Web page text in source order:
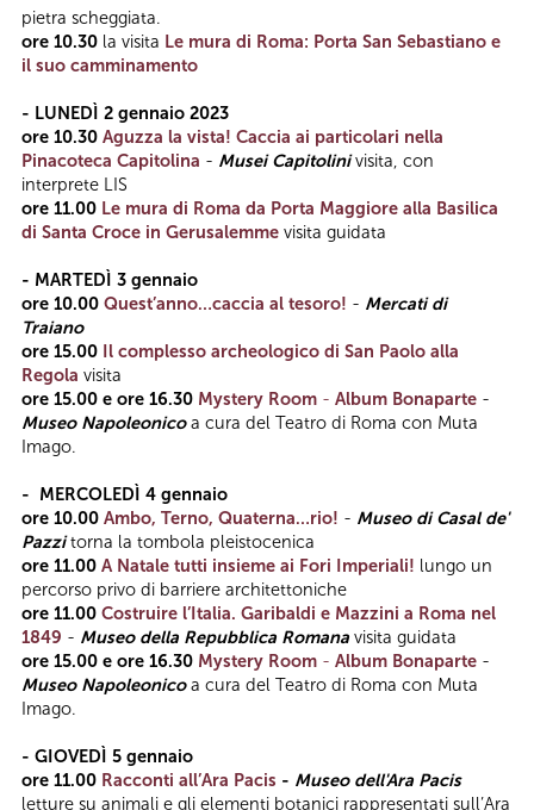
pietra scheggiata.
ore 10.30 la visita Le mura di Roma: Porta San Sebastiano e
il suo camminamento
- LUNEDÌ 2 gennaio 2023
ore 10.30 Aguzza la vista! Caccia ai particolari nella
Pinacoteca Capitolina - Musei Capitolinivisita, con
interprete LIS
ore 11.00 Le mura di Roma da Porta Maggiore alla Basilica
di Santa Croce in Gerusalemme visita guidata
- MARTEDÌ 3 gennaio
ore 10.00 Quest’anno…caccia al tesoro! - Mercati di
Traiano
ore 15.00 Il complesso archeologico di San Paolo alla
Regola visita
ore 15.00 e ore 16.30 Mystery Room - Album Bonaparte -
Museo Napoleonicoa cura del Teatro di Roma con Muta
Imago.
- MERCOLEDÌ 4 gennaio
ore 10.00 Ambo, Terno, Quaterna…rio! - Museo di Casal de'
Pazzitorna la tombola pleistocenica
ore 11.00 A Natale tutti insieme ai Fori Imperiali! lungo un
percorso privo di barriere architettoniche
ore 11.00 Costruire l’Italia. Garibaldi e Mazzini a Roma nel
1849 - Museo della Repubblica Romana visita guidata
ore 15.00 e ore 16.30 Mystery Room - Album Bonaparte -
Museo Napoleonicoa cura del Teatro di Roma con Muta
Imago.
- GIOVEDÌ 5 gennaio
ore 11.00 Racconti all’Ara Pacis - Museo dell'Ara Pacis
letture su animali e gli elementi botanici rappresentati sull’Ara